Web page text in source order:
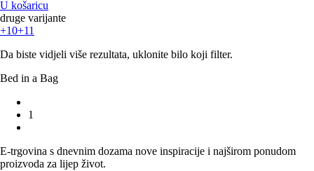
U košaricu
druge varijante
+10+11
Da biste vidjeli više rezultata, uklonite bilo koji filter.
Bed in a Bag
1
E-trgovina s dnevnim dozama nove inspiracije i najširom ponudom
proizvoda za lijep život.